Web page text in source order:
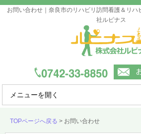
お問い合わせ｜奈良市のリハビリ訪問看護＆リ
社ルピナス
メニューを開く
ルピナスの強み
TOPページへ戻る > お問い合わせ